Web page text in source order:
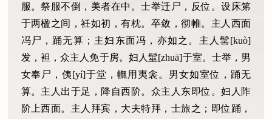
服。祭服不倒，美者在中。士举迁尸，反位。设床笫
于两楹之间，衽如初，有枕。卒敛，彻帷。主人西面
冯尸，踊无算；主妇东面冯，亦如之。主人髺[kuò]
发，袒，众主人免于房。妇人髽[zhuā]于室。士举，男
女奉尸，侇[yí]于堂，幠用夷衾。男女如室位，踊无
算。主人出于足，降自西阶。众主人东即位。妇人阼
阶上西面。主人拜宾，大夫特拜，士旅之；即位踊，